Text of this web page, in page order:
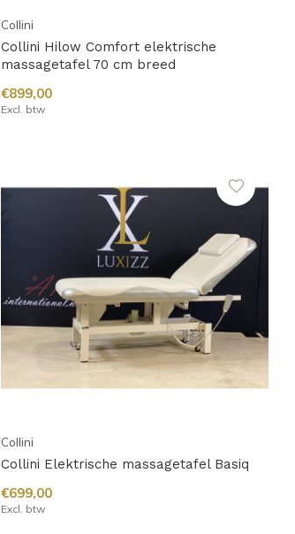
Collini
Collini Hilow Comfort elektrische
massagetafel 70 cm breed
€899,00
Excl. btw
Collini
Collini Elektrische massagetafel Basiq
€699,00
Excl. btw